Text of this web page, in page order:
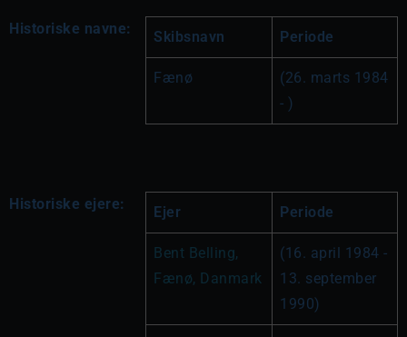
Historiske navne: Skibsnavn Periode
Fænø
(26. marts 1984
- )
Historiske ejere: Ejer Periode
Bent Belling,
Fænø, Danmark
(16. april 1984 -
13. september
1990)